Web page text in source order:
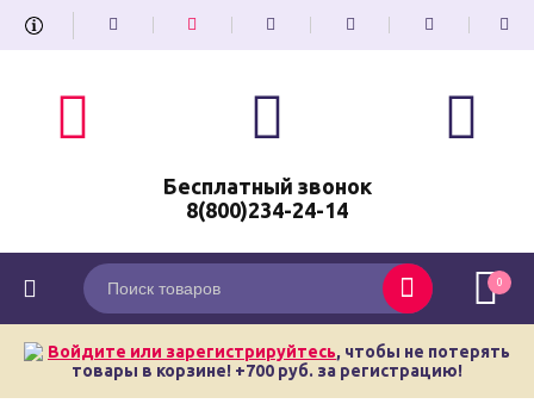
Бесплатный звонок
8(800)234-24-14
0
Войдите или зарегистрируйтесь, чтобы не потерять
товары в корзине! +700 руб. за регистрацию!